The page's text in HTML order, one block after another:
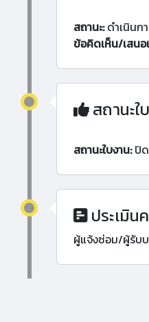
สถานะ:ดำเนินก
ข้อคิดเห็น/เสนอ
สถานะใ
สถานะใบงาน:ปิด
ประเมิ
ผู้แจ้งซ่อม/ผู้รับบ